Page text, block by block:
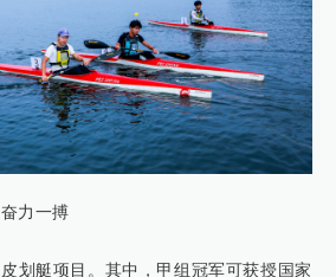
力一搏
划艇项目。其中，甲组冠军可获授国家